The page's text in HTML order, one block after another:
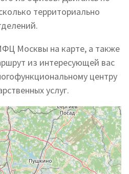
территориально
Москвы на карте, а также
из интересующей вас
центру
услуг.